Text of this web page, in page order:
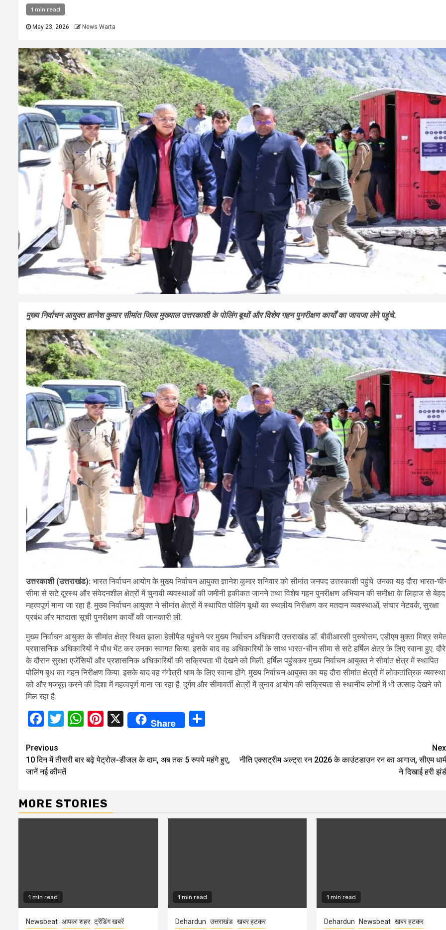
1 min read
May 23, 2026 News Warta
मुख्य निर्वाचन आयुक्त ज्ञानेश कुमार सीमांत जिला मुख्याल उत्तरकाशी के पोलिंग बूथों और विशेष गहन पुनरीक्षण कार्यों का जायजा लेने पहुंचे.
उत्तरकाशी (उत्तराखंड): भारत निर्वाचन आयोग के मुख्य निर्वाचन आयुक्त ज्ञानेश कुमार शनिवार को सीमांत जनपद उत्तरकाशी पहुंचे. उनका यह दौरा भारत-
सीमा से सटे दूरस्थ और संवेदनशील क्षेत्रों में चुनावी व्यवस्थाओं की जमीनी हकीकत जानने तथा विशेष गहन पुनरीक्षण अभियान की समीक्षा के लिहाज से बेहद
महत्वपूर्ण माना जा रहा है. मुख्य निर्वाचन आयुक्त ने सीमांत क्षेत्रों में स्थापित पोलिंग बूथों का स्थलीय निरीक्षण कर मतदान व्यवस्थाओं, संचार नेटवर्क, सुरक्षा
प्रबंध और मतदाता सूची पुनरीक्षण कार्यों की जानकारी ली.
मुख्य निर्वाचन आयुक्त के सीमांत क्षेत्र स्थित झाला हेलीपैड पहुंचने पर मुख्य निर्वाचन अधिकारी उत्तराखंड डॉ. बीवीआरसी पुरुषोत्तम, एडीएम मुक्ता मिश्र
प्रशासनिक अधिकारियों ने पौध भेंट कर उनका स्वागत किया. इसके बाद वह अधिकारियों के साथ भारत-चीन सीमा से सटे हर्षिल क्षेत्र के लिए रवाना हुए. दौरे
के दौरान सुरक्षा एजेंसियों और प्रशासनिक अधिकारियों की सक्रियता भी देखने को मिली. हर्षिल पहुंचकर मुख्य निर्वाचन आयुक्त ने सीमांत क्षेत्र में स्थापित
पोलिंग बूथ का गहन निरीक्षण किया. इसके बाद वह गंगोत्री धाम के लिए रवाना होंगे. मुख्य निर्वाचन आयुक्त का यह दौरा सीमांत क्षेत्रों में लोकतांत्रिक व्यवस्था
को और मजबूत करने की दिशा में महत्वपूर्ण माना जा रहा है. दुर्गम और सीमावर्ती क्षेत्रों में चुनाव आयोग की सक्रियता से स्थानीय लोगों में भी उत्साह देखने को
मिल रहा है.
Facebook
Twitter
WhatsApp
Pinterest
X Share
Continue
Reading
Previous
10 दिन में तीसरी बार बढ़े पेट्रोल-डीजल के दाम, अब तक 5 रुपये महंगे हुए,
जानें नई कीमतें
नीति एक्सट्रीम अल्ट्रा रन 2026 के काउंटडाउन रन का आगाज, सीएम
ने दिखाई हरी
MORE STORIES
1 min read
Newsbeat आपका शहर ट्रेंडिंग खबरें
1 min read
Dehardun उत्तराखंड खबर हटकर
1 min read
Dehardun Newsbeat खबर हटकर